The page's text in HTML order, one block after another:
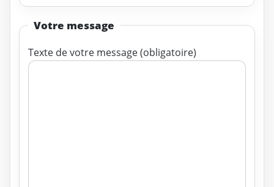
Votre message
Texte de votre message (obligatoire)